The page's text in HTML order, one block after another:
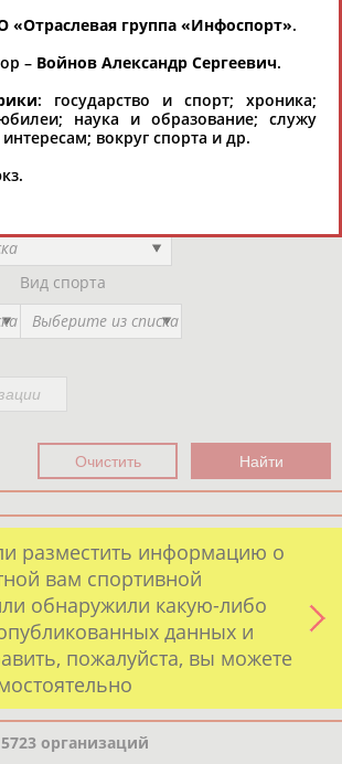
Просмотры
материалов
платформы за
сутки:
другой тип организаций
федерации, ВУЗы,
Вид спорта
Выберите из списка
разместить информацию о
вам спортивной
обнаружили какую-либо
данных и
пожалуйста, вы можете
5723 организаций
«Отраслевая группа «Инфоспорт».
– Войнов Александр Сергеевич.
: государство и спорт; хроника;
наука и образование; служу
вокруг спорта и др.